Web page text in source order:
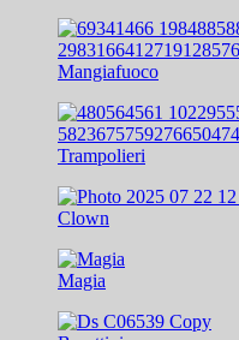
Mangiafuoco
Trampolieri
Clown
Magia